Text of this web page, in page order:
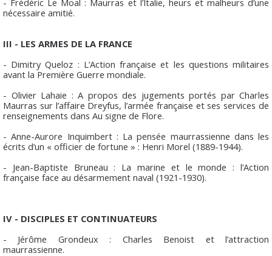
nécessaire amitié.
III - LES ARMES DE LA FRANCE
- Dimitry Queloz : L’Action française et les questions militaires
avant la Première Guerre mondiale.
- Olivier Lahaie : A propos des jugements portés par Charles
Maurras sur l’affaire Dreyfus, l’armée française et ses services de
renseignements dans Au signe de Flore.
- Anne-Aurore Inquimbert : La pensée maurrassienne dans les
écrits d’un « officier de fortune » : Henri Morel (1889-1944).
- Jean-Baptiste Bruneau : La marine et le monde : l’Action
française face au désarmement naval (1921-1930).
IV - DISCIPLES ET CONTINUATEURS
- Jérôme Grondeux : Charles Benoist et l’attraction
maurrassienne.